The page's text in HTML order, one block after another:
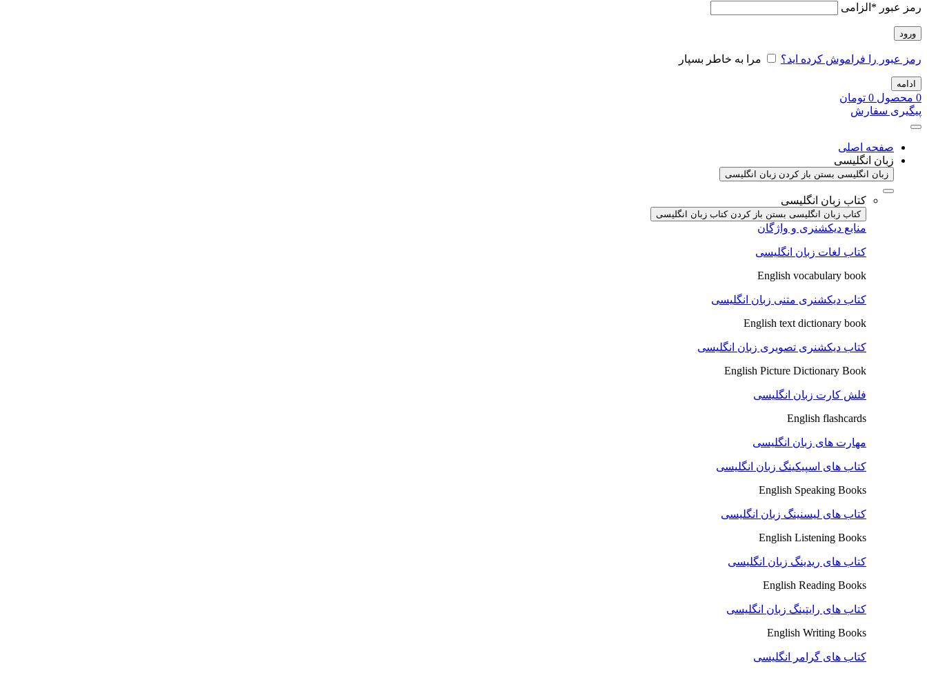
رمز عبور * الزامی
ورود
رمز عبور را فراموش کرده اید؟ مرا به خاطر بسپار
ادامه
0 محصول 0 تومان
پیگیری سفارش
صفحه اصلی
زبان انگلیسی
زبان انگلیسی بستن باز کردن زبان انگلیسی
کتاب زبان انگلیسی
کتاب زبان انگلیسی بستن باز کردن کتاب زبان انگلیسی
منابع دیکشنری و واژگان
کتاب لغات زبان انگلیسی
English vocabulary book
کتاب دیکشنری متنی زبان انگلیسی
English text dictionary book
کتاب دیکشنری تصویری زبان انگلیسی
English Picture Dictionary Book
فلش کارت زبان انگلیسی
English flashcards
مهارت های زبان انگلیسی
کتاب های اسپیکینگ زبان انگلیسی
English Speaking Books
کتاب های لیسنینگ زبان انگلیسی
English Listening Books
کتاب های ریدینگ زبان انگلیسی
English Reading Books
کتاب های رایتینگ زبان انگلیسی
English Writing Books
کتاب های گرامر انگلیسی